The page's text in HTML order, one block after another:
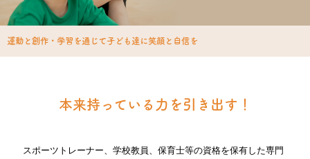
運動と創作・学習を通じて子ども達に笑顔と自信を
本来持っている力を引き出す！
スポーツトレーナー、学校教員、保育士等の資格を保有した専門